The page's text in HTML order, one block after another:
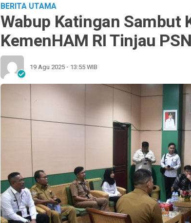
BERITA UTAMA
Wabup Katingan Sambut
KemenHAM RI Tinjau
19 Agu 2025 - 13:55 WIB